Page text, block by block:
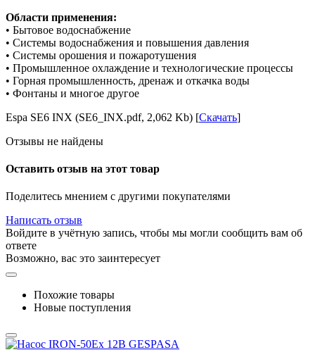
Области применения:
• Бытовое водоснабжение
• Системы водоснабжения и повышения давления
• Системы орошения и пожаротушения
• Промышленное охлаждение и технологические процессы
• Горная промышленность, дренаж и откачка воды
• Фонтаны и многое другое
Espa SE6 INX (SE6_INX.pdf, 2,062 Kb) [Скачать]
Отзывы не найдены
Оставить отзыв на этот товар
Поделитесь мнением с другими покупателями
Написать отзыв
Войдите в учётную запись, чтобы мы могли сообщить вам об
ответе
Возможно, вас это заинтересует
Похожие товары
Новые поступления